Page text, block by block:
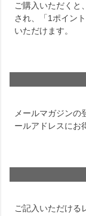
ご購入いただくと
され、「1ポイン
いただけます。
メールマガジンの
ールアドレスにお
ご記入いただける